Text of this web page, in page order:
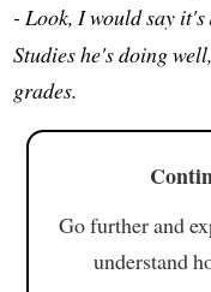
- Look, I would say it's
Studies he's doing
grades.
Go further and
understand